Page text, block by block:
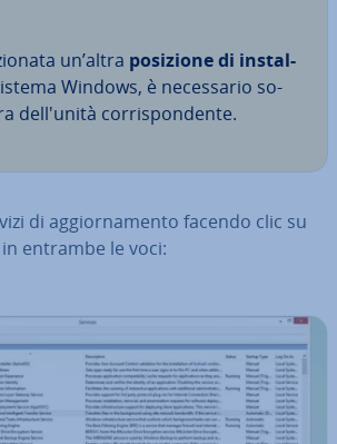
un’altra posizione di in­stal­
Windows, è ne­ces­sa­rio so­
del­l'u­ni­tà cor­ri­spon­den­te.
di ag­gior­na­men­to facendo clic su
in entrambe le voci: